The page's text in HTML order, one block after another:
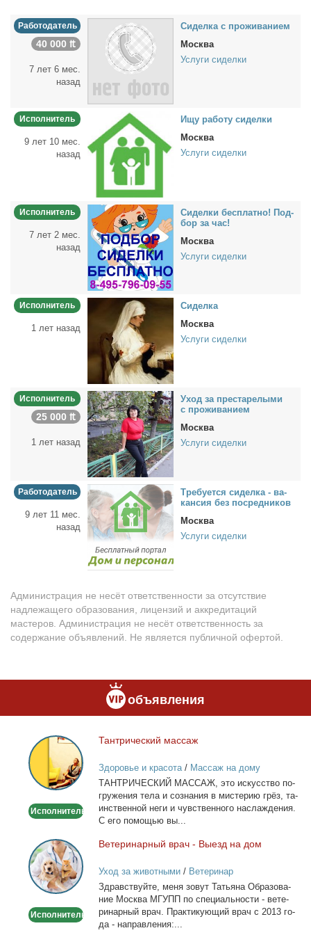
Работодатель
40 000 ₶
7 лет 6 мес.
назад
Си­дел­ка с про­жи­ва­ни­ем
Москва
Услуги сиделки
Исполнитель
9 лет 10 мес.
назад
Ищу ра­бо­ту си­дел­ки
Москва
Услуги сиделки
Исполнитель
7 лет 2 мес.
назад
Си­дел­ки бес­плат­но! Под­
бор за час!
Москва
Услуги сиделки
Исполнитель
1 лет назад
Си­дел­ка
Москва
Услуги сиделки
Исполнитель
25 000 ₶
1 лет назад
Уход за пре­ста­ре­лы­ми
с про­жи­ва­ни­ем
Москва
Услуги сиделки
Работодатель
9 лет 11 мес.
назад
Тре­бу­ет­ся си­дел­ка - ва­
кан­сия без по­сред­ни­ков
Москва
Услуги сиделки
Администрация не несёт ответственности за отсутствие
надлежащего образования, лицензий и аккредитаций
мастеров. Администрация не несёт ответственность за
содержание объявлений. Не является публичной офертой.
объявления
Тантрический
массаж
Исполнитель
Тан­три­че­ский мас­саж
Здоровье и красота/ Массаж на дому
ТАНТРИЧЕСКИЙ МАССАЖ, это ис­кус­ство по­
гру­же­ния те­ла и со­зна­ния в ми­сте­рию грёз, та­
ин­ствен­ной неги и чув­ствен­но­го на­сла­жде­ния.
С его по­мо­щью вы...
Ветеринарный
врач
-
Выезд
дом
Исполнитель
Ве­те­ри­нар­ный врач - Вы­езд на дом
Уход за животными/ Ветеринар
Здрав­ствуй­те, ме­ня зо­вут Та­тья­на Об­ра­зо­ва­
ние Москва МГУПП по спе­ци­аль­но­сти - ве­те­
ри­нар­ный врач. Прак­ти­ку­ю­щий врач с 2013 го­
да - на­прав­ле­ния:...